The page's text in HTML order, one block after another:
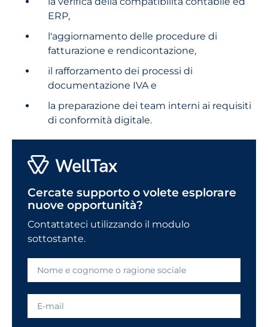
ERP,
l'aggiornamento delle procedure di
fatturazione e rendicontazione,
il rafforzamento dei processi di
documentazione IVA e
la preparazione dei team interni ai requisiti
di conformità digitale.
Cercate supporto o volete esplorare
nuove opportunità?
Contattateci utilizzando il modulo
sottostante.